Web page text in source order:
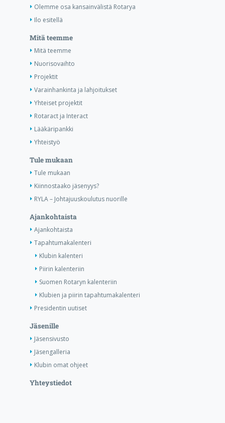
Olemme osa kansainvälistä Rotarya
Ilo esitellä
Mitä teemme
Mitä teemme
Nuorisovaihto
Projektit
Varainhankinta ja lahjoitukset
Yhteiset projektit
Rotaract ja Interact
Lääkäripankki
Yhteistyö
Tule mukaan
Tule mukaan
Kiinnostaako jäsenyys?
RYLA – Johtajuuskoulutus nuorille
Ajankohtaista
Ajankohtaista
Tapahtumakalenteri
Klubin kalenteri
Piirin kalenteriin
Suomen Rotaryn kalenteriin
Klubien ja piirin tapahtumakalenteri
Presidentin uutiset
Jäsenille
Jäsensivusto
Jäsengalleria
Klubin omat ohjeet
Yhteystiedot